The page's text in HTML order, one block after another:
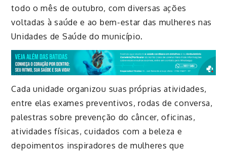
todo o mês de outubro, com diversas ações
voltadas à saúde e ao bem-estar das mulheres nas
Unidades de Saúde do município.
Cada unidade organizou suas próprias atividades,
entre elas exames preventivos, rodas de conversa,
palestras sobre prevenção do câncer, oficinas,
atividades físicas, cuidados com a beleza e
depoimentos inspiradores de mulheres que